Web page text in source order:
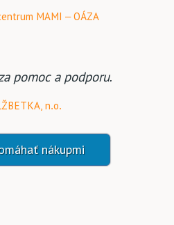
MAMI – OÁZA
pomoc a podporu.
n.o.
nákupmi